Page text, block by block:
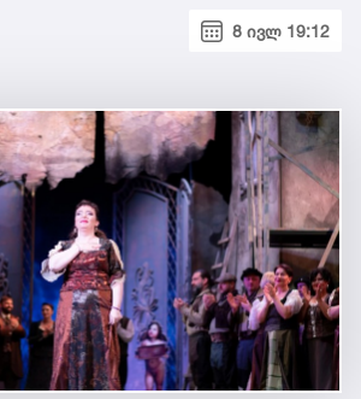
8 ივლ 19:12